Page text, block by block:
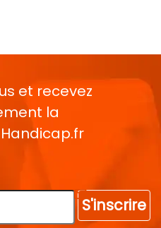
et recevez
la
Handicap.fr
S'inscrire